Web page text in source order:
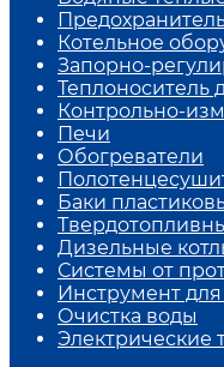
Котельное
Запорно-
Теплоноситель
Контрольно-
Печи
Обогреватели
Баки
Дизельные
Системы от
Инструмент
Очистка воды
Электрические